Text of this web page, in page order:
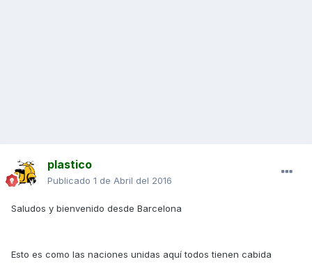
plastico
Publicado 1 de Abril del 2016
Saludos y bienvenido desde Barcelona
Esto es como las naciones unidas aquí todos tienen cabida